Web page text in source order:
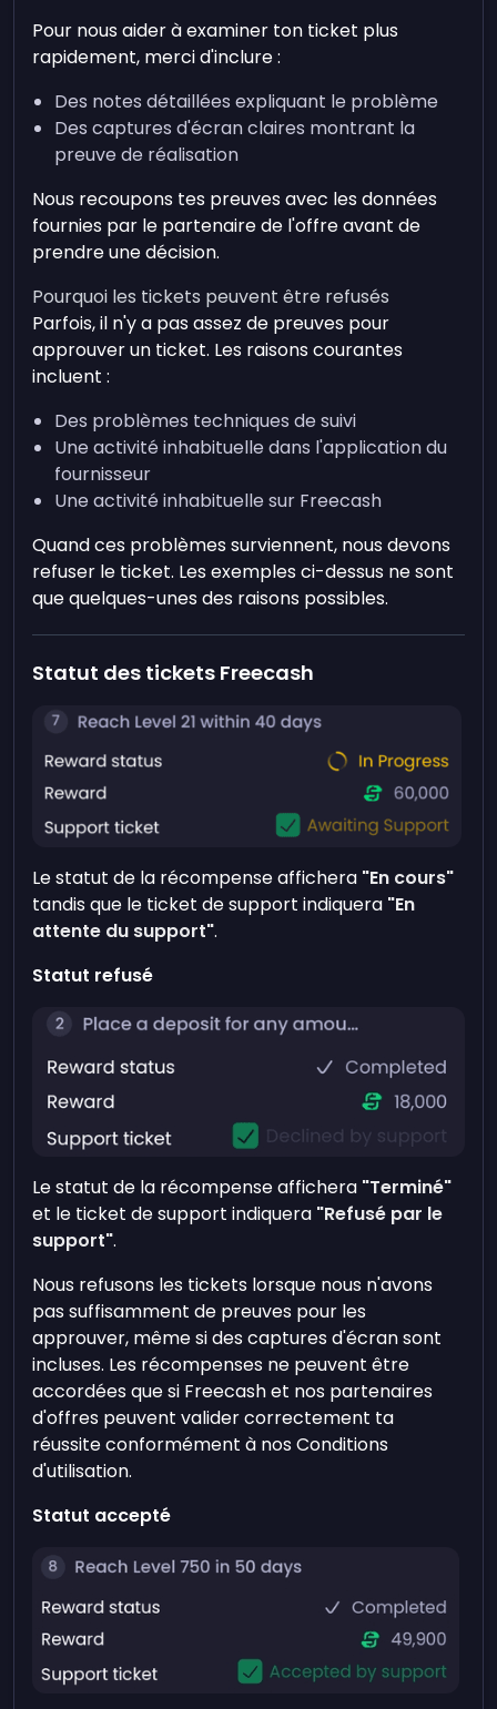
Pour nous aider à examiner ton ticket plus
rapidement, merci d'inclure :
Des notes détaillées expliquant le problème
Des captures d'écran claires montrant la
preuve de réalisation
Nous recoupons tes preuves avec les données
fournies par le partenaire de l'offre avant de
prendre une décision.
Pourquoi les tickets peuvent être refusés
Parfois, il n'y a pas assez de preuves pour
approuver un ticket. Les raisons courantes
incluent :
Des problèmes techniques de suivi
Une activité inhabituelle dans l'application du
fournisseur
Une activité inhabituelle sur Freecash
Quand ces problèmes surviennent, nous devons
refuser le ticket. Les exemples ci-dessus ne sont
que quelques-unes des raisons possibles.
Statut des tickets Freecash
Le statut de la récompense affichera "En cours"
tandis que le ticket de support indiquera "En
attente du support".
Statut refusé
Le statut de la récompense affichera "Terminé"
et le ticket de support indiquera "Refusé par le
support".
Nous refusons les tickets lorsque nous n'avons
pas suffisamment de preuves pour les
approuver, même si des captures d'écran sont
incluses. Les récompenses ne peuvent être
accordées que si Freecash et nos partenaires
d'offres peuvent valider correctement ta
réussite conformément à nos Conditions
d'utilisation.
Statut accepté